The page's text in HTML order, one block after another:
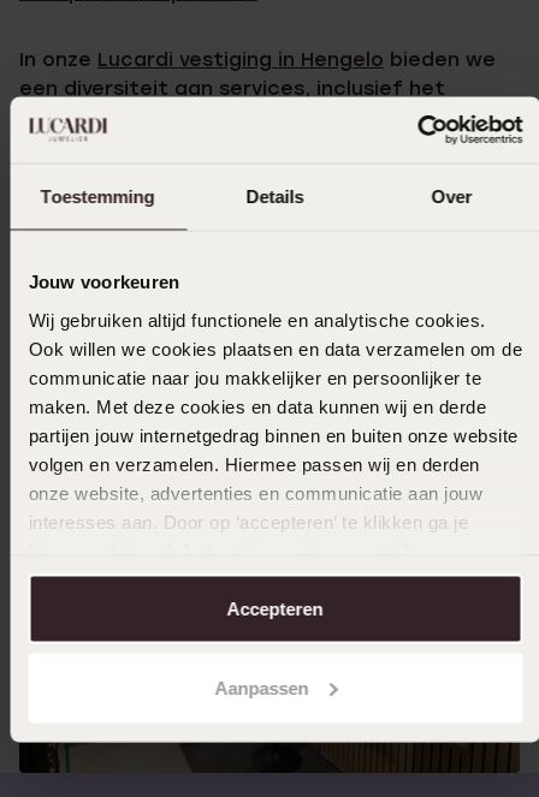
Toestemming Details Over
Jouw voorkeuren
Wij gebruiken altijd functionele en analytische cookies.
Ook willen we cookies plaatsen en data verzamelen om de
communicatie naar jou makkelijker en persoonlijker te
maken. Met deze cookies en data kunnen wij en derde
partijen jouw internetgedrag binnen en buiten onze website
volgen en verzamelen. Hiermee passen wij en derden
onze website, advertenties en communicatie aan jouw
interesses aan. Door op ‘accepteren’ te klikken ga je
aanpassen. Lees er meer over in onscookiebeleid.
Accepteren
Aanpassen
In onze Lucardi vestiging in Hengelo bieden we
een diversiteit aan services, inclusief het
zetten van piercings op professionele wijze.
Kom langs om de mogelijkheden te ontdekken
voor oor- en neuspiercings, en ervaar de
staat.
Voor meer details over onze piercings en om
een voorbeeld van onze werkwijze te zien,
nodigen wij je uit om onzepiercing
informatiesite
te bezoeken.